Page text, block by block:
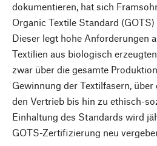
dokumentieren, hat sich
Organic Textile Standard
Dieser legt hohe Anforderungen
Textilien aus biologisch
zwar über die gesamte
Gewinnung der Textilfasern,
den Vertrieb bis hin zu ethisch-
Einhaltung des Standards wird
GOTS-Zertifizierung neu